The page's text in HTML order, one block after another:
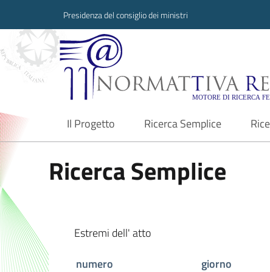
Presidenza del consiglio dei ministri
Normattiva
Il Progetto
current Ricerca Semplice
Ricerca Semplice
Estremi dell' atto
numero
giorno